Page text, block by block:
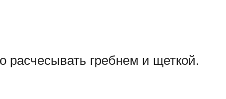
гребнем и щеткой.